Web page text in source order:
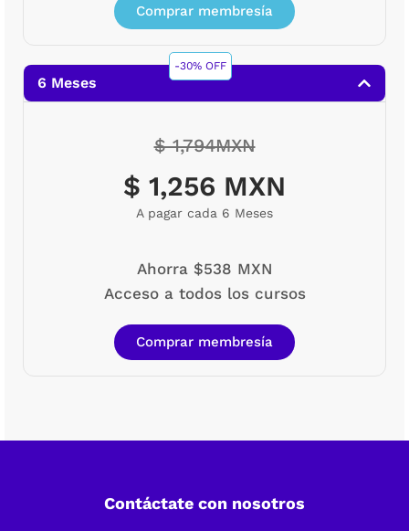
Comprar membresía
-30% OFF
6 Meses
$ 1,794MXN
$ 1,256 MXN
A pagar cada 6 Meses
Ahorra $538 MXN
Acceso a todos los cursos
Comprar membresía
Contáctate con nosotros